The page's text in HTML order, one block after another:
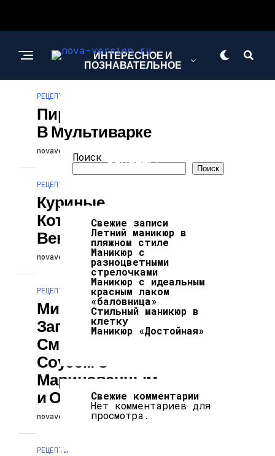
ИНТЕРЕСНОЕ И
ПОЗНАВАТЕЛЬНОЕ
РЕЦЕПТЫ
РЕЦЕПТЫ
Пирог С Вишней
В Мультиварке
novaversion
РЕЦЕПТЫ
Куриные
Котлеты По-
Венгерски
novaversion 21.08.2024
РЕЦЕПТЫ
Минтай
Запеченный Под
Сметанным
Соусом С
Маринованным
И Огурцами
novaversion 21.08.2024
РЕЦЕПТЫ
Поиск
Поиск
Свежие записи
Летний маникюр в
пляжном стиле
Маникюр с
разноцветными
стрелочками
Маникюр с идеальным
красным лаком
«баловница»
Стильный маникюр в
клетку
Маникюр «Достойная»
Свежие комментарии
Нет комментариев для
просмотра.